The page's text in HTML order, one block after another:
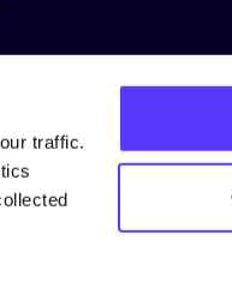
traffic.